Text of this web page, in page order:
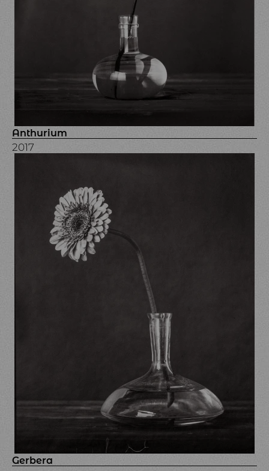
Anthurium
2017
Gerbera